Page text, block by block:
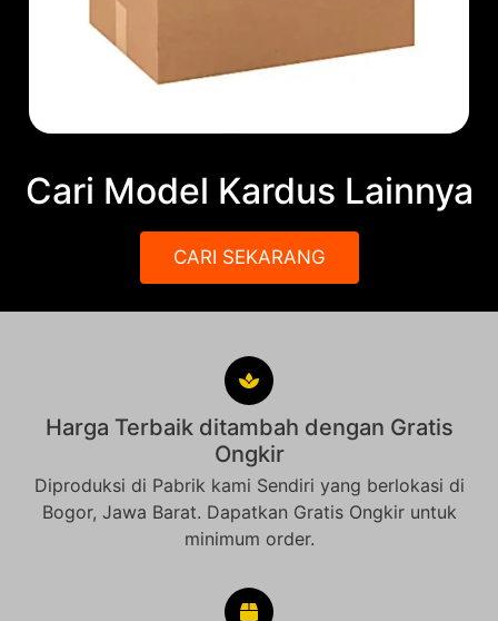
Cari Model Kardus Lainnya
CARI SEKARANG
Harga Terbaik ditambah dengan Gratis
Ongkir
Diproduksi di Pabrik kami Sendiri yang berlokasi di
Bogor, Jawa Barat. Dapatkan Gratis Ongkir untuk
minimum order.